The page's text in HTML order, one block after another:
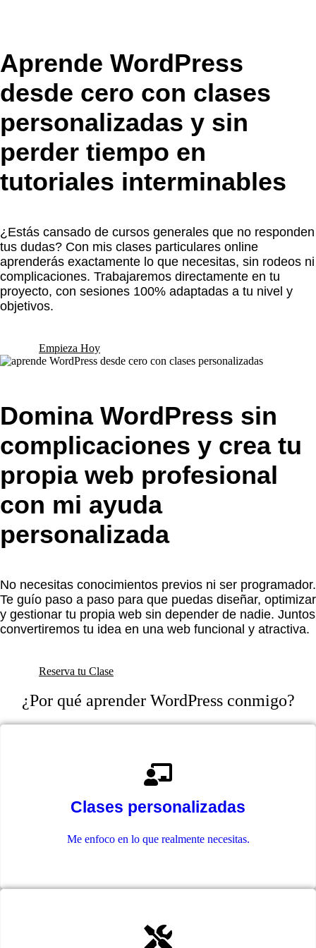
Aprende WordPress
desde cero con clases
personalizadas y sin
perder tiempo en
tutoriales interminables
¿Estás cansado de cursos generales que no responden
tus dudas? Con mis clases particulares online
aprenderás exactamente lo que necesitas, sin rodeos ni
complicaciones. Trabajaremos directamente en tu
proyecto, con sesiones 100% adaptadas a tu nivel y
objetivos.
Empieza Hoy
Domina WordPress sin
complicaciones y crea tu
propia web profesional
con mi ayuda
personalizada
No necesitas conocimientos previos ni ser programador.
Te guío paso a paso para que puedas diseñar, optimizar
y gestionar tu propia web sin depender de nadie. Juntos
convertiremos tu idea en una web funcional y atractiva.
Reserva tu Clase
¿Por qué aprender WordPress conmigo?
Clases personalizadas
Me enfoco en lo que realmente necesitas.